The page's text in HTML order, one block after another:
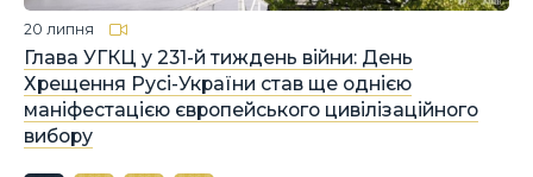
Глава УГКЦ у 231-й тиждень війни: День
Хрещення Русі-України став ще однією
маніфестацією європейського цивілізаційного
вибору
20 липня